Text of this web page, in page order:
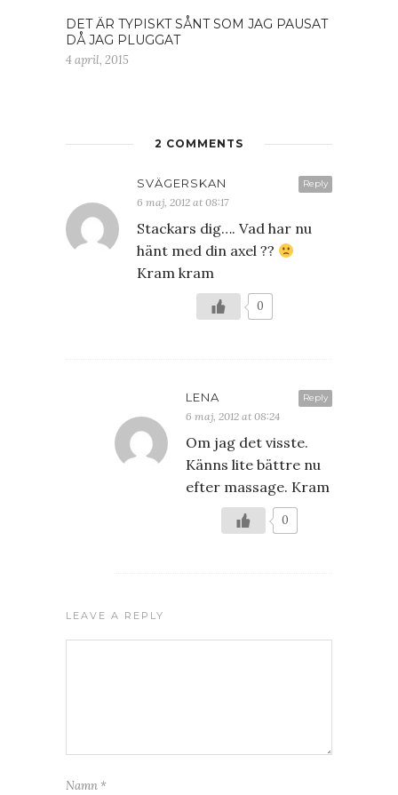
DET ÄR TYPISKT SÅNT SOM JAG PAUSAT
DÅ JAG PLUGGAT
4 april, 2015
2 COMMENTS
Reply
SVÄGERSKAN
6 maj, 2012 at 08:17
Stackars dig…. Vad har nu
hänt med din axel ??
Kram kram
0
Reply
LENA
6 maj, 2012 at 08:24
Om jag det visste.
Känns lite bättre nu
efter massage. Kram
0
LEAVE A REPLY
Namn *